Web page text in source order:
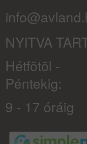
NYITVA
Hétfõtõl -
Péntekig:
9 - 17 óráig